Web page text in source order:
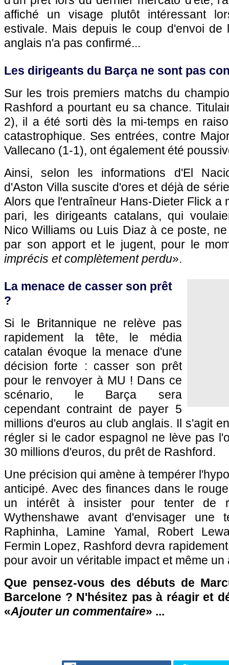
affiché un visage plutôt intéressant
estivale. Mais depuis le coup d'envoi de
anglais n'a pas confirmé...
Les dirigeants du Barça ne sont pas
Sur les trois premiers matchs du
Rashford a pourtant eu sa chance.
2), il a été sorti dès la mi-temps en
catastrophique. Ses entrées, contre
Vallecano (1-1), ont également été
Ainsi, selon les informations d'El
d'Aston Villa suscite d'ores et déjà de
Alors que l'entraîneur Hans-Dieter Flick a
pari, les dirigeants catalans, qui
Nico Williams ou Luis Diaz à ce poste,
par son apport et le jugent, pour le
imprécis et complètement perdu».
La menace de casser son prêt
?
Si le Britannique ne relève pas
rapidement la tête, le média
catalan évoque la menace d'une
décision forte : casser son prêt
pour le renvoyer à MU ! Dans ce
scénario, le Barça sera
cependant contraint de payer 5
millions d'euros au club anglais. Il s'agit
régler si le cador espagnol ne lève pas
30 millions d'euros, du prêt de Rashford.
Une précision qui amène à tempérer
anticipé. Avec des finances dans le
un intérêt à insister pour tenter de
Wythenshawe avant d'envisager une
Raphinha, Lamine Yamal, Robert
Fermin Lopez, Rashford devra
pour avoir un véritable impact et même
Que pensez-vous des débuts de
Barcelone ? N'hésitez pas à réagir et
«Ajouter un commentaire» ...